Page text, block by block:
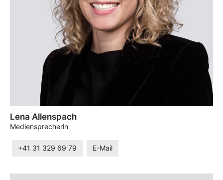
Lena Allenspach
Mediensprecherin
+41 31 329 69 79 E-Mail